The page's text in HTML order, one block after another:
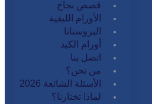
قصص نجاح
الأورام الليفية
البروستاتا
أورام الكبد
اتصل بنا
من نحن؟
الأسئلة الشائعة 2026
لماذا تختارنا؟